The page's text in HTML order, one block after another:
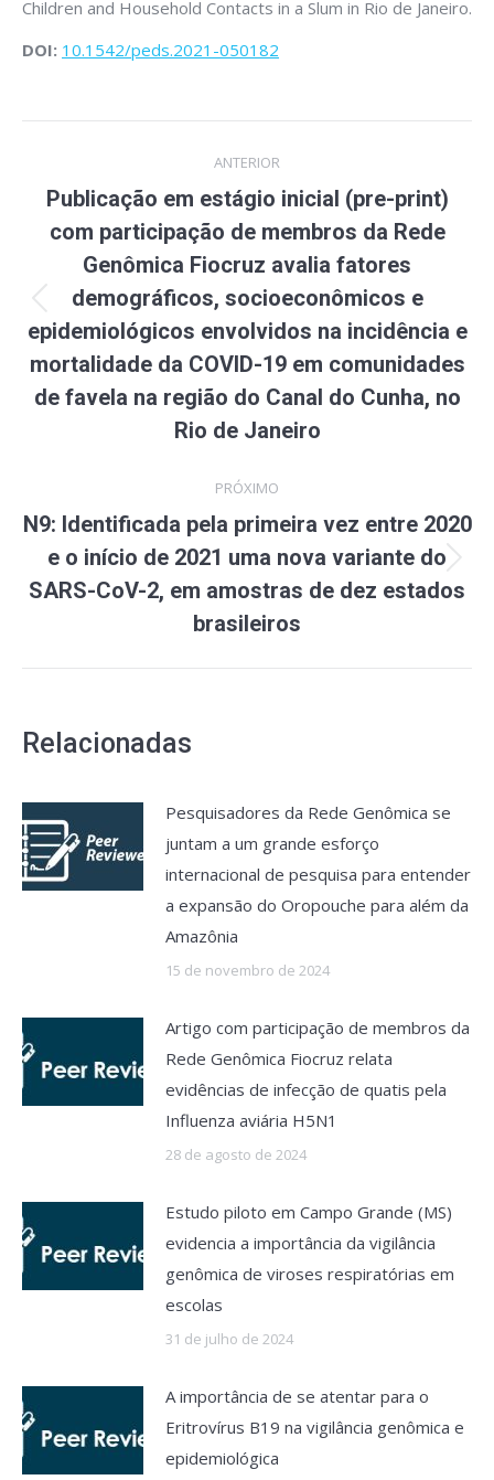
Children and Household Contacts in a Slum in Rio de Janeiro.
DOI: 10.1542/peds.2021-050182
de
post:
ANTERIOR
Post
anterior:
Publicação em estágio inicial (pre-print)
com participação de membros da Rede
Genômica Fiocruz avalia fatores
demográficos, socioeconômicos e
epidemiológicos envolvidos na incidência e
mortalidade da COVID-19 em comunidades
de favela na região do Canal do Cunha, no
Rio de Janeiro
PRÓXIMO
Próximo
post:
N9: Identificada pela primeira vez entre 2020
e o início de 2021 uma nova variante do
SARS-CoV-2, em amostras de dez estados
brasileiros
Relacionadas
Pesquisadores da Rede Genômica se
juntam a um grande esforço
internacional de pesquisa para entender
a expansão do Oropouche para além da
Amazônia
15 de novembro de 2024
Artigo com participação de membros da
Rede Genômica Fiocruz relata
evidências de infecção de quatis pela
Influenza aviária H5N1
28 de agosto de 2024
Estudo piloto em Campo Grande (MS)
evidencia a importância da vigilância
genômica de viroses respiratórias em
escolas
31 de julho de 2024
A importância de se atentar para o
Eritrovírus B19 na vigilância genômica e
epidemiológica